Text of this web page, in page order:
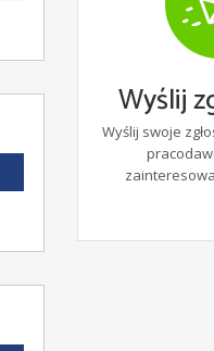
Wyślij
Wyślij swoje